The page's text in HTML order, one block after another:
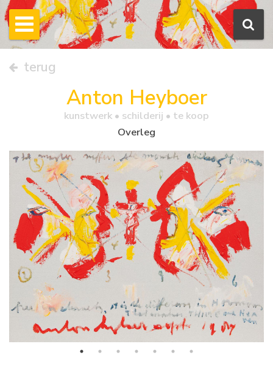
terug
Anton Heyboer
kunstwerk • schilderij • te koop
Overleg